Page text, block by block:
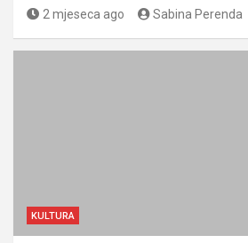
2 mjeseca ago Sabina Perenda
KULTURA